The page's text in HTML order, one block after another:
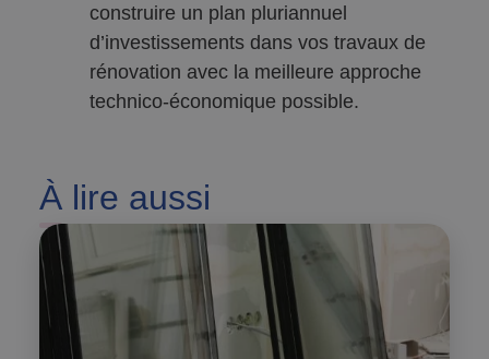
construire un plan pluriannuel
d’investissements dans vos travaux de
rénovation avec la meilleure approche
technico-économique possible.
À lire aussi